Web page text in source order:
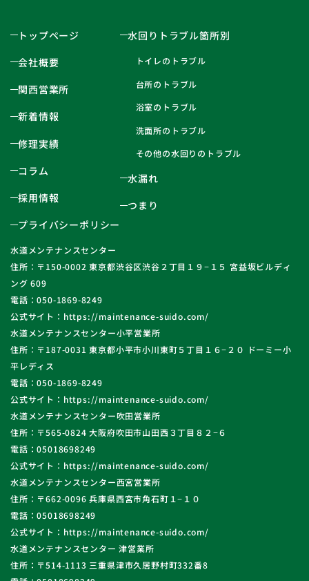
トップページ
会社概要
関西営業所
新着情報
修理実績
コラム
採用情報
プライバシーポリシー
水回りトラブル箇所別
トイレのトラブル
台所のトラブル
浴室のトラブル
洗面所のトラブル
その他の水回りのトラブル
水漏れ
つまり
水道メンテナンスセンター
住所：〒150-0002 東京都渋谷区渋谷２丁目１９−１５ 宮益坂ビルディ
ング 609
電話：050-1869-8249
公式サイト：https://maintenance-suido.com/
水道メンテナンスセンター小平営業所
住所：〒187-0031 東京都小平市小川東町５丁目１６−２０ ドーミー小
平レディス
電話：050-1869-8249
公式サイト：https://maintenance-suido.com/
水道メンテナンスセンター吹田営業所
住所：〒565-0824 大阪府吹田市山田西３丁目８２−６
電話：05018698249
公式サイト：https://maintenance-suido.com/
水道メンテナンスセンター西宮営業所
住所：〒662-0096 兵庫県西宮市角石町１−１０
電話：05018698249
公式サイト：https://maintenance-suido.com/
水道メンテナンスセンター 津営業所
住所：〒514-1113 三重県津市久居野村町332番8